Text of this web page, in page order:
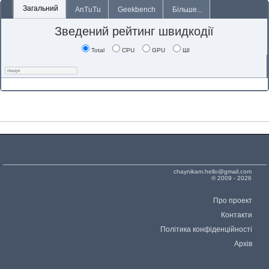
Загальний AnTuTu Geekbench Більше...
Зведений рейтинг швидкодії
Total CPU GPU ШІ
chaynikam.hello@gmail.com
© 2009 - 2026
Про проект
Контакти
Політика конфіденційності
Архів